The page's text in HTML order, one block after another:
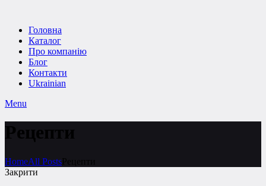
Головна
Каталог
Про компанію
Блог
Контакти
Ukrainian
Menu
Рецепти
HomeAll PostsРецепти
Закрити